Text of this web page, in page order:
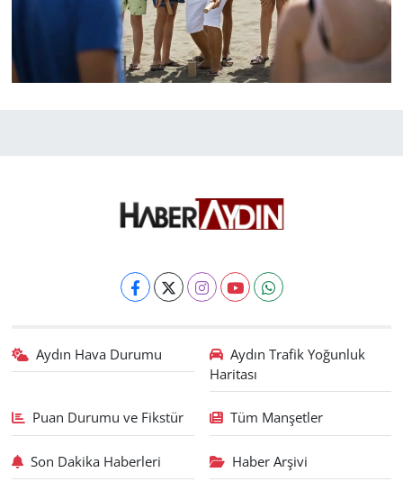
Aydın Hava Durumu
Aydın Trafik Yoğunluk
Haritası
Puan Durumu ve Fikstür Tüm Manşetler
Son Dakika Haberleri Haber Arşivi